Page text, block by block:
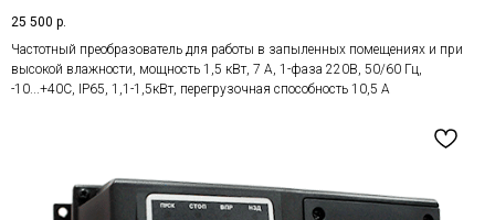
25 500 р.
Частотный преобразователь для работы в запыленных помещениях и при
высокой влажности, мощность 1,5 кВт, 7 А, 1-фаза 220В, 50/60 Гц,
-10...+40С, IP65, 1,1-1,5кВт, перегрузочная способность 10,5 А